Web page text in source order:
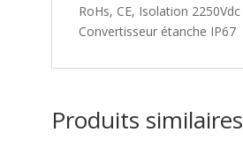
RoHs, CE, Isolation 2250Vdc
Convertisseur étanche IP67
Produits similaires